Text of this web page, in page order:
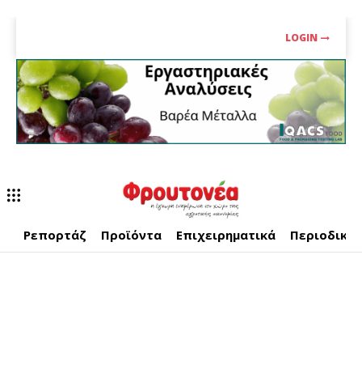
LOGIN
Ρεπορτάζ Προϊόντα Επιχειρηματικά Περιοδικό